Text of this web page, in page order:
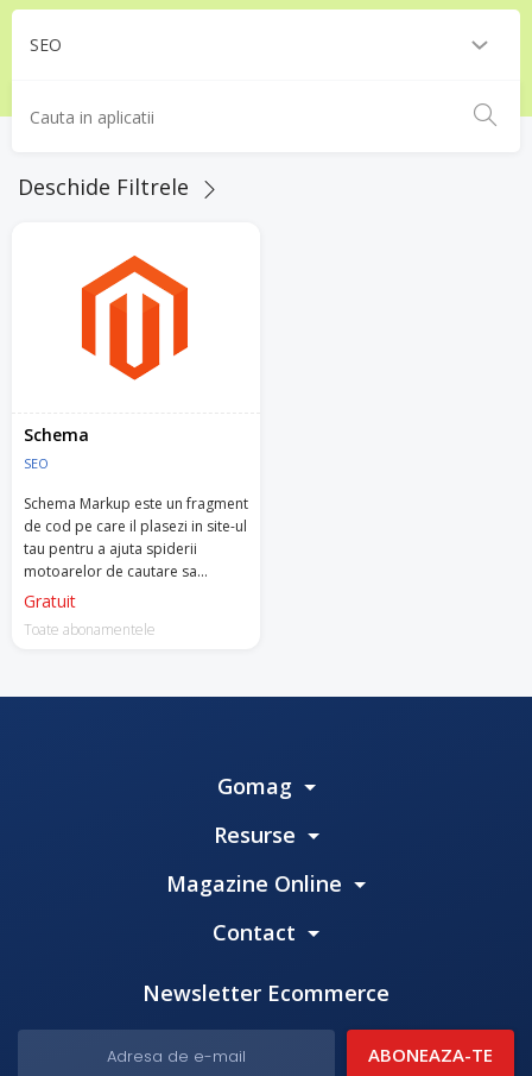
Deschide Filtrele
Schema
SEO
Schema Markup este un fragment
de cod pe care il plasezi in site-ul
tau pentru a ajuta spiderii
motoarelor de cautare sa
returneze rezultate relevante
Gratuit
Toate abonamentele
Gomag
Resurse
Magazine Online
Contact
Newsletter Ecommerce